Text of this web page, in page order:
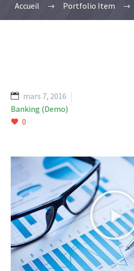
Accueil Portfolio Item
mars 7, 2016
Banking (Demo)
0